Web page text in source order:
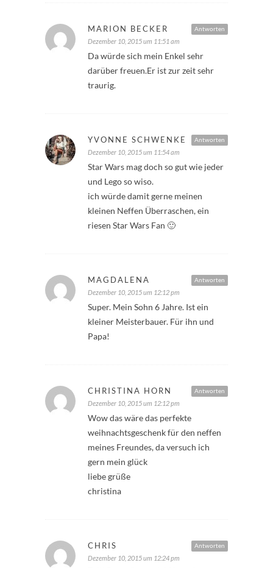
Antworten
MARION BECKER
Dezember 10, 2015 um 11:51 am
Da würde sich mein Enkel sehr
darüber freuen.Er ist zur zeit sehr
traurig.
Antworten
YVONNE SCHWENKE
Dezember 10, 2015 um 11:54 am
Star Wars mag doch so gut wie jeder
und Lego so wiso.
ich würde damit gerne meinen
kleinen Neffen Überraschen, ein
riesen Star Wars Fan 🙂
Antworten
MAGDALENA
Dezember 10, 2015 um 12:12 pm
Super. Mein Sohn 6 Jahre. Ist ein
kleiner Meisterbauer. Für ihn und
Papa!
Antworten
CHRISTINA HORN
Dezember 10, 2015 um 12:12 pm
Wow das wäre das perfekte
weihnachtsgeschenk für den neffen
meines Freundes, da versuch ich
gern mein glück
liebe grüße
christina
Antworten
CHRIS
Dezember 10, 2015 um 12:24 pm